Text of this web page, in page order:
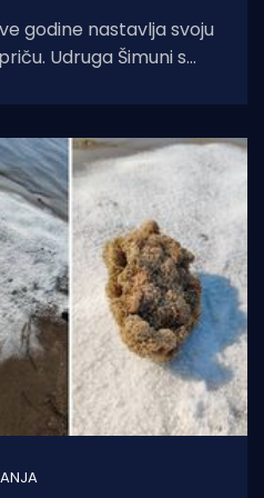
godine nastavlja svoju
Udruga Šimuni s